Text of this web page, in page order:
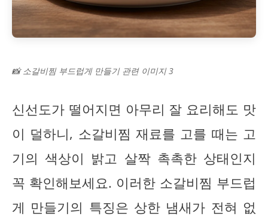
📸 소갈비찜 부드럽게 만들기 관련 이미지 3
신선도가 떨어지면 아무리 잘 요리해도 맛
이 덜하니, 소갈비찜 재료를 고를 때는 고
기의 색상이 밝고 살짝 촉촉한 상태인지
꼭 확인해보세요. 이러한 소갈비찜 부드럽
게 만들기의 특징은 상한 냄새가 전혀 없